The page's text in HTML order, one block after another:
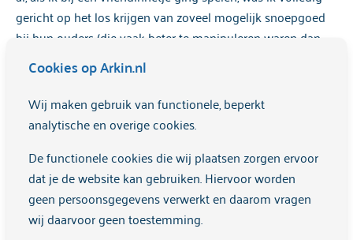
gericht op het los krijgen van zoveel mogelijk snoepgoed
bij hun ouders (die vaak beter te manipuleren waren dan
mijn eigen ouders). In de puberteit werd ik erg onzeker, en
verloor ik mezelf volledig in boulimia.
Vanaf mijn 17de, toen ik uit huis ging, verving ik deze
eetstoornis al snel door een alcoholverslaving, en
vervolgens gebruikte ik steeds zwaardere middelen tot ik
op mijn 36ste volledig op mijn bodem zat.
‘Zelfhulp heeft een grote rol gespeeld’
Cookies op Arkin.nl
Wij maken gebruik van functionele, beperkt
analytische en overige cookies.
De functionele cookies die wij plaatsen zorgen ervoor
dat je de website kan gebruiken. Hiervoor worden
geen persoonsgegevens verwerkt en daarom vragen
wij daarvoor geen toestemming.